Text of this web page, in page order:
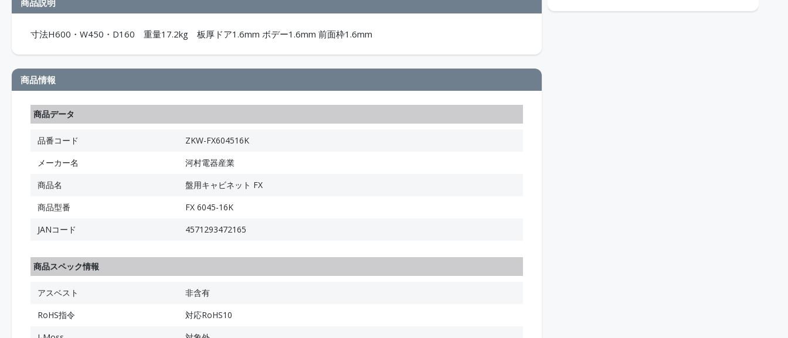
商品説明
寸法H600・W450・D160 重量17.2kg 板厚ドア1.6mm ボデー1.6mm 前面枠1.6mm
商品情報
商品データ
品番コード
ZKW-FX604516K
メーカー名
河村電器産業
商品名
盤用キャビネット FX
商品型番
FX 6045-16K
JANコード
4571293472165
商品スペック情報
アスベスト
非含有
RoHS指令
対応RoHS10